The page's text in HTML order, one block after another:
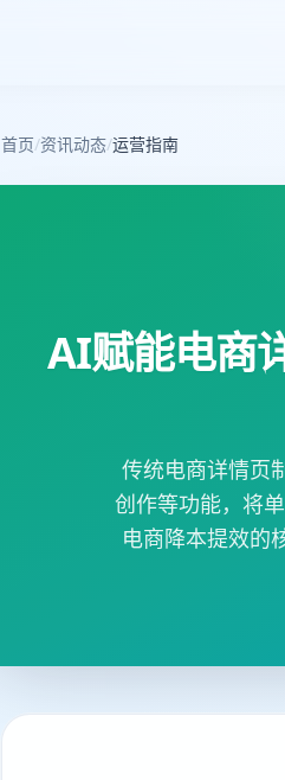
首页/资讯动态/运营指南
AI赋能电商
传统电商详情页
创作等功能，将
电商降本提效的